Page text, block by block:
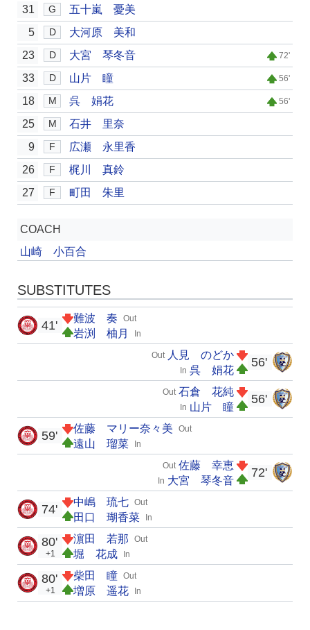
31 G
五十嵐 憂美
5
D
大河原 美和
23
D 大宮 琴冬音 72'
33 D 山片 瞳 56'
18 M 呉 娟花 56'
25 M
石井 里奈
9
F
広瀬 永里香
26
F
梶川 真鈴
27
F 町田 朱里
COACH
山崎 小百合
SUBSTITUTES
Out
難波 奏
In
岩渕 柚月
41'
56'
Out 人見 のどか
In 呉 娟花
56'
Out 石倉 花純
In 山片 瞳
Out
佐藤 マリー奈々美
In
遠山 瑠菜
59'
72'
Out 佐藤 幸恵
In 大宮 琴冬音
Out
中嶋 琉七
In
田口 瑚香菜
74'
Out
濵田 若那
In
堀 花成
80'
+1
Out
柴田 瞳
In
増原 遥花
80'
+1